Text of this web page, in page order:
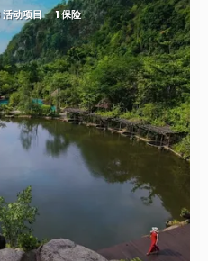
活动项目 1 保险